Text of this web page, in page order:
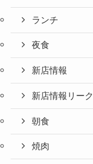
ランチ
夜食
新店情報
新店情報リーク
朝食
焼肉